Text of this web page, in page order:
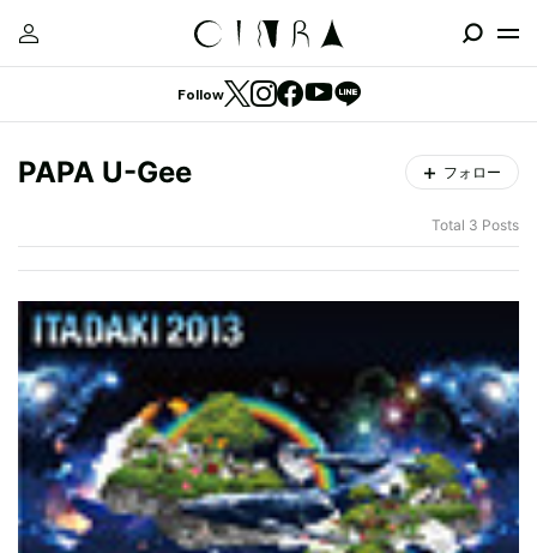
Follow
PAPA U-Gee フォロー
Total 3 Posts